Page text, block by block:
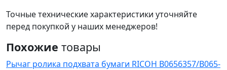
Точные технические характеристики уточняйте
перед покупкой у наших менеджеров!
Похожие товары
Рычаг ролика подхвата бумаги RICOH B0656357/B065-